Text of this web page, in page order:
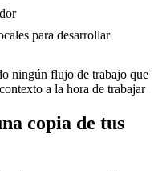
para desarrollar
ningún flujo de trabajo que
a la hora de trabajar
copia de tus